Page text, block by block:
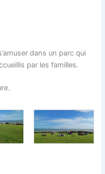
dans un parc qui
par les familles.